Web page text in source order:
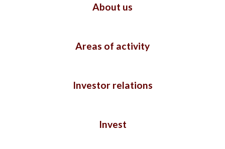
About us
Areas of activity
Investor relations
Invest